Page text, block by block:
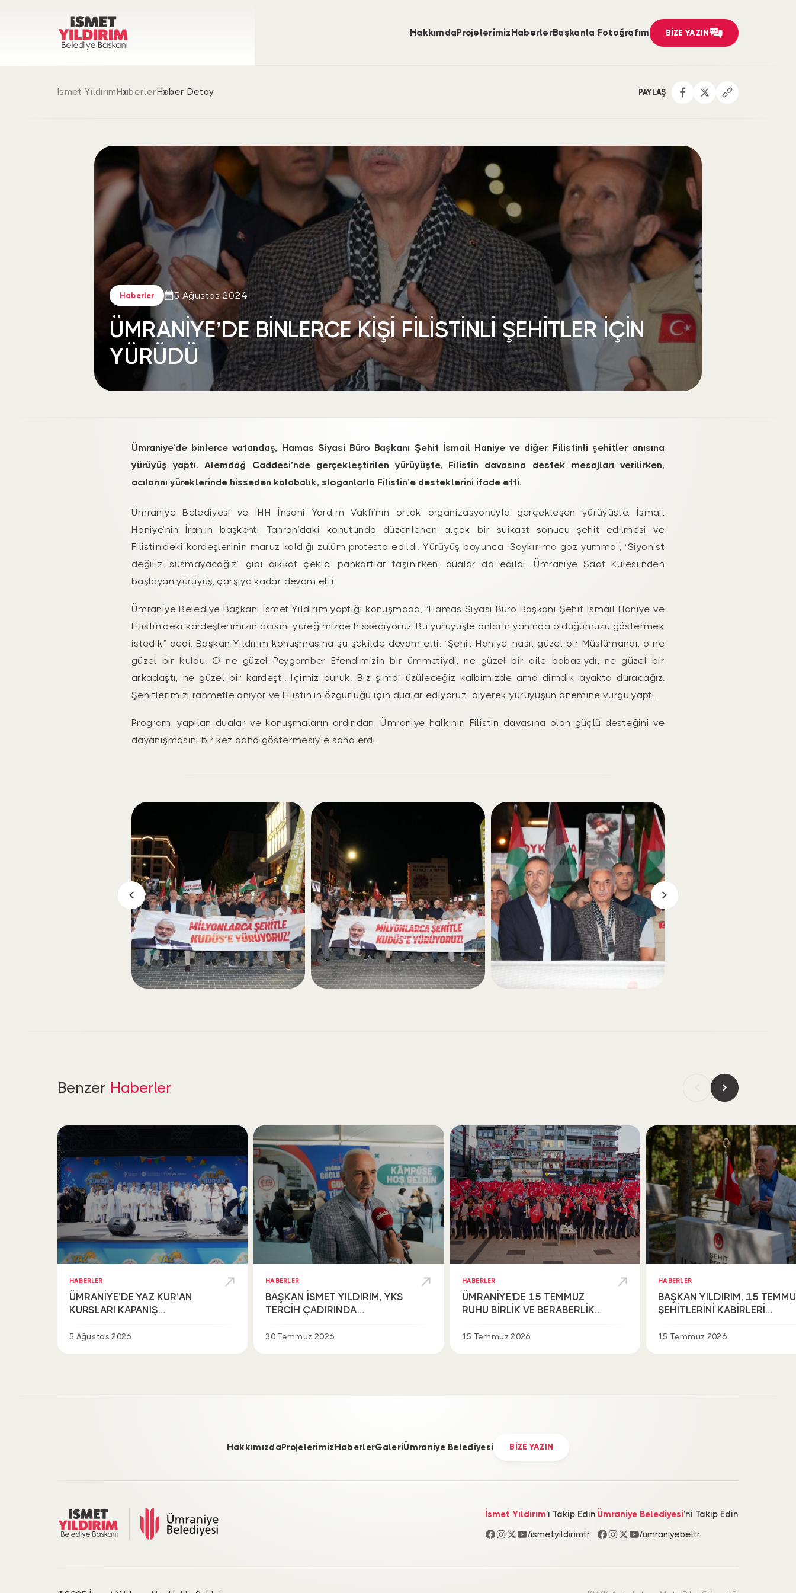
HakkımdaProjelerimizHaberlerBaşkanla Fotoğrafım BİZE YAZIN
İsmet YıldırımHaberlerHaber Detay PAYLAŞ
Haberler 5 Ağustos 2024
ÜMRANİYE’DE BİNLERCE KİŞİ FİLİSTİNLİ ŞEHİTLER İÇİN
YÜRÜDÜ
Ümraniye’de binlerce vatandaş, Hamas Siyasi Büro Başkanı Şehit İsmail Haniye ve diğer Filistinli şehitler anısına
yürüyüş yaptı. Alemdağ Caddesi’nde gerçekleştirilen yürüyüşte, Filistin davasına destek mesajları verilirken,
acılarını yüreklerinde hisseden kalabalık, sloganlarla Filistin’e desteklerini ifade etti.
Ümraniye Belediyesi ve İHH İnsani Yardım Vakfı’nın ortak organizasyonuyla gerçekleşen yürüyüşte, İsmail
Haniye’nin İran’ın başkenti Tahran’daki konutunda düzenlenen alçak bir suikast sonucu şehit edilmesi ve
Filistin’deki kardeşlerinin maruz kaldığı zulüm protesto edildi. Yürüyüş boyunca “Soykırıma göz yumma”, “Siyonist
değiliz, susmayacağız” gibi dikkat çekici pankartlar taşınırken, dualar da edildi. Ümraniye Saat Kulesi’nden
başlayan yürüyüş, çarşıya kadar devam etti.
Ümraniye Belediye Başkanı İsmet Yıldırım yaptığı konuşmada, “Hamas Siyasi Büro Başkanı Şehit İsmail Haniye ve
Filistin’deki kardeşlerimizin acısını yüreğimizde hissediyoruz. Bu yürüyüşle onların yanında olduğumuzu göstermek
istedik” dedi. Başkan Yıldırım konuşmasına şu şekilde devam etti: “Şehit Haniye, nasıl güzel bir Müslümandı, o ne
güzel bir kuldu. O ne güzel Peygamber Efendimizin bir ümmetiydi, ne güzel bir aile babasıydı, ne güzel bir
arkadaştı, ne güzel bir kardeşti. İçimiz buruk. Biz şimdi üzüleceğiz kalbimizde ama dimdik ayakta duracağız.
Şehitlerimizi rahmetle anıyor ve Filistin’in özgürlüğü için dualar ediyoruz” diyerek yürüyüşün önemine vurgu yaptı.
Program, yapılan dualar ve konuşmaların ardından, Ümraniye halkının Filistin davasına olan güçlü desteğini ve
dayanışmasını bir kez daha göstermesiyle sona erdi.
Benzer Haberler
HABERLER
ÜMRANİYE’DE YAZ KUR’AN
KURSLARI KAPANIŞ
5 Ağustos 2026
HABERLER
BAŞKAN İSMET YILDIRIM, YKS
TERCİH ÇADIRINDA
30 Temmuz 2026
HABERLER
ÜMRANİYE'DE 15 TEMMUZ
RUHU BİRLİK VE BERABERLİK
15 Temmuz 2026
HABERLER
BAŞKAN YILDIRIM, 15
ŞEHİTLERİNİ KABİRLERİ
15 Temmuz 2026
Hakkımızda Projelerimiz HaberlerGaleriÜmraniye Belediyesi BİZE YAZIN
İsmet Yıldırım’ı Takip Edin
/ismetyildirimtr
Ümraniye Belediyesi’ni Takip Edin
/umraniyebeltr